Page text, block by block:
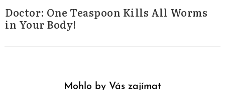
Doctor: One Teaspoon Kills All Worms
in Your Body!
Mohlo by Vás zajímat